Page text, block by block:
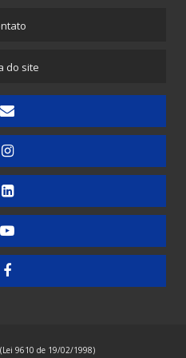
unidades
em Kit Destacável
do site
9610 de 19/02/1998)